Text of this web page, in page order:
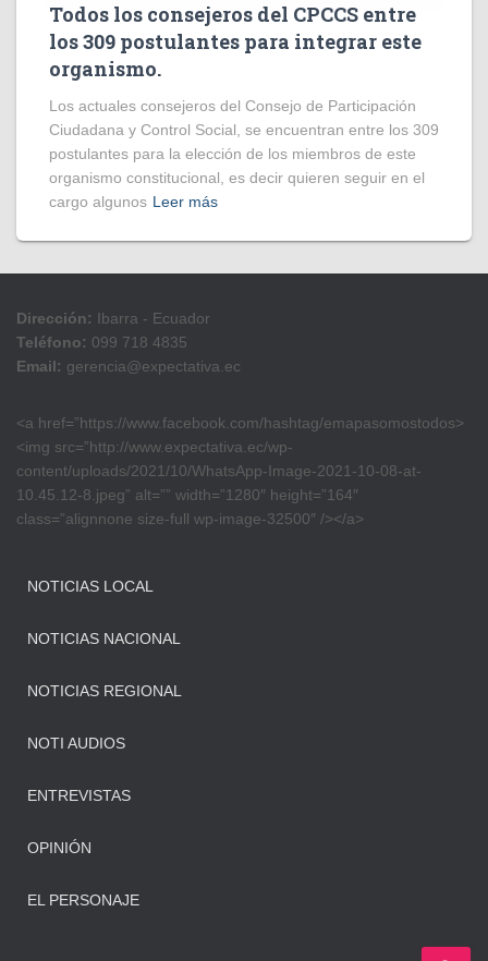
Todos los consejeros del CPCCS entre
los 309 postulantes para integrar este
organismo.
Los actuales consejeros del Consejo de Participación
Ciudadana y Control Social, se encuentran entre los 309
postulantes para la elección de los miembros de este
organismo constitucional, es decir quieren seguir en el
cargo algunos Leer más
Dirección: Ibarra - Ecuador
Teléfono: 099 718 4835
Email: gerencia@expectativa.ec
<a href=”https://www.facebook.com/hashtag/emapasomostodos>
<img src=”http://www.expectativa.ec/wp-
content/uploads/2021/10/WhatsApp-Image-2021-10-08-at-
10.45.12-8.jpeg” alt=”” width=”1280″ height=”164″
class=”alignnone size-full wp-image-32500″ /></a>
NOTICIAS LOCAL
NOTICIAS NACIONAL
NOTICIAS REGIONAL
NOTI AUDIOS
ENTREVISTAS
OPINIÓN
EL PERSONAJE